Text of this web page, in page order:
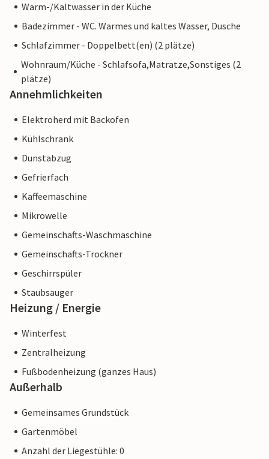
Warm-/Kaltwasser in der Küche
Badezimmer - WC. Warmes und kaltes Wasser, Dusche
Schlafzimmer - Doppelbett(en) (2 plätze)
Wohnraum/Küche - Schlafsofa,Matratze,Sonstiges (2
plätze)
Annehmlichkeiten
Elektroherd mit Backofen
Kühlschrank
Dunstabzug
Gefrierfach
Kaffeemaschine
Mikrowelle
Gemeinschafts-Waschmaschine
Gemeinschafts-Trockner
Geschirrspüler
Staubsauger
Heizung / Energie
Winterfest
Zentralheizung
Fußbodenheizung (ganzes Haus)
Außerhalb
Gemeinsames Grundstück
Gartenmöbel
Anzahl der Liegestühle: 0